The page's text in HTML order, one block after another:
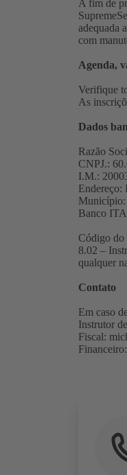
A fim de
adequada
com
Agenda,
Verifique
As
Dados
Razão
CNPJ.:
I.M.:
Endereço:
Banco
Código do
8.02 –
qualquer
Contato
Em caso
Instrutor
Fiscal:
Financeiro: